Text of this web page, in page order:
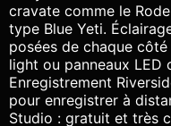
cravate comme le
type Blue Yeti.
posées de chaque côté
light ou panneaux
Enregistrement
pour enregistrer à
Studio : gratuit et très